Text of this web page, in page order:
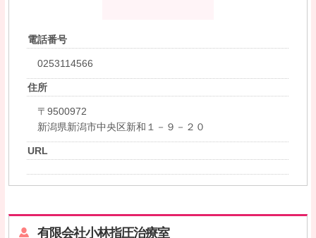
電話番号
0253114566
住所
〒9500972
新潟県新潟市中央区新和１－９－２０
URL
有限会社小林指圧治療室